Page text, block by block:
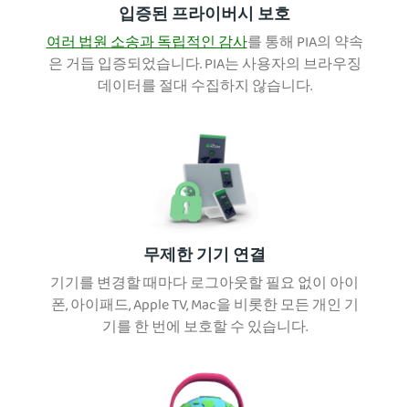
입증된 프라이버시 보호
여러 법원 소송과 독립적인 감사를 통해 PIA의 약속
은 거듭 입증되었습니다. PIA는 사용자의 브라우징
데이터를 절대 수집하지 않습니다.
무제한 기기 연결
기기를 변경할 때마다 로그아웃할 필요 없이 아이
폰, 아이패드, Apple TV, Mac을 비롯한 모든 개인 기
기를 한 번에 보호할 수 있습니다.